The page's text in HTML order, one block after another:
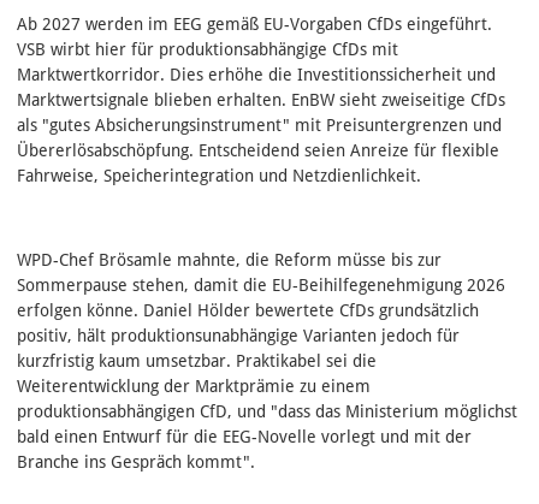
Ab 2027 werden im EEG gemäß EU-Vorgaben CfDs eingeführt.
VSB wirbt hier für produktionsabhängige CfDs mit
Marktwertkorridor. Dies erhöhe die Investitionssicherheit und
Marktwertsignale blieben erhalten. EnBW sieht zweiseitige CfDs
als "gutes Absicherungsinstrument" mit Preisuntergrenzen und
Übererlösabschöpfung. Entscheidend seien Anreize für flexible
Fahrweise, Speicherintegration und Netzdienlichkeit.
WPD-Chef Brösamle mahnte, die Reform müsse bis zur
Sommerpause stehen, damit die EU‑Beihilfegenehmigung 2026
erfolgen könne. Daniel Hölder bewertete CfDs grundsätzlich
positiv, hält produktionsunabhängige Varianten jedoch für
kurzfristig kaum umsetzbar. Praktikabel sei die
Weiterentwicklung der Marktprämie zu einem
produktionsabhängigen CfD, und "dass das Ministerium möglichst
bald einen Entwurf für die EEG-Novelle vorlegt und mit der
Branche ins Gespräch kommt".